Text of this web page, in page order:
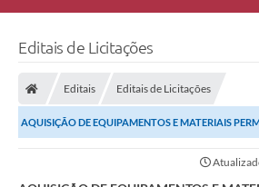
Editais de Licitações
Editais Editais de Licitações
AQUISIÇÃO DE EQUIPAMENTOS E MATERIAIS